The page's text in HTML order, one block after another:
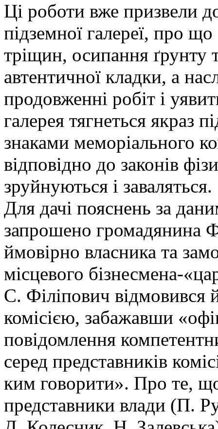
Ці роботи вже призвели
підземної галереї, про що
тріщин, осипання ґрунту
автентичної кладки, а
продовженні робіт і
галерея тягнеться якраз
знаками меморіального
відповідно до законів
зруйнуються і заваляться.
Для дачі пояснень за
запрошено громадянина
ймовірно власника та
місцевого бізнесмена-
С. Філіпович відмовився
комісією, забажавши
повідомлення
серед представників
ким говорити». Про те, що
представники влади (П.